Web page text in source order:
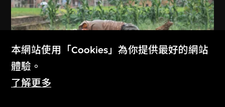
本網站使用「Cookies」為你提供最好的網站
體驗。
了解更多